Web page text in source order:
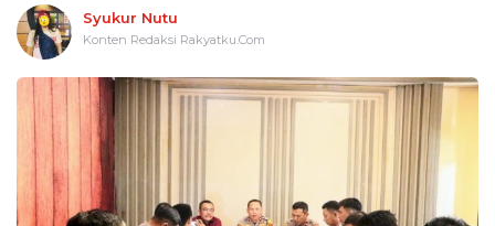
Syukur Nutu
Konten Redaksi Rakyatku.Com